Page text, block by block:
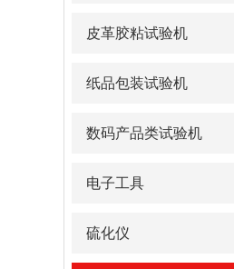
皮革胶粘试验机
纸品包装试验机
数码产品类试验机
电子工具
硫化仪